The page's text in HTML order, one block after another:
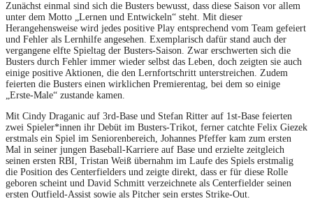
Zunächst einmal sind sich die Busters bewusst, dass diese Saison vor allem
unter dem Motto „Lernen und Entwickeln“ steht. Mit dieser
Herangehensweise wird jedes positive Play entsprechend vom Team gefeiert
und Fehler als Lernhilfe angesehen. Exemplarisch dafür stand auch der
vergangene elfte Spieltag der Busters-Saison. Zwar erschwerten sich die
Busters durch Fehler immer wieder selbst das Leben, doch zeigten sie auch
einige positive Aktionen, die den Lernfortschritt unterstreichen. Zudem
feierten die Busters einen wirklichen Premierentag, bei dem so einige
„Erste-Male“ zustande kamen.
Mit Cindy Draganic auf 3rd-Base und Stefan Ritter auf 1st-Base feierten
zwei Spieler*innen ihr Debüt im Busters-Trikot, ferner catchte Felix Giezek
erstmals ein Spiel im Seniorenbereich, Johannes Pfeffer kam zum ersten
Mal in seiner jungen Baseball-Karriere auf Base und erzielte zeitgleich
seinen ersten RBI, Tristan Weiß übernahm im Laufe des Spiels erstmalig
die Position des Centerfielders und zeigte direkt, dass er für diese Rolle
geboren scheint und David Schmitt verzeichnete als Centerfielder seinen
ersten Outfield-Assist sowie als Pitcher sein erstes Strike-Out.